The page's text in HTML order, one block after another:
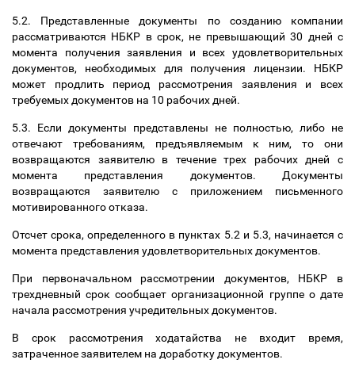
5.2. Представленные документы по созданию компании
рассматриваются НБКР в срок, не превышающий 30 дней с
момента получения заявления и всех удовлетворительных
документов, необходимых для получения лицензии. НБКР
может продлить период рассмотрения заявления и всех
требуемых документов на 10 рабочих дней.
5.3. Если документы представлены не полностью, либо не
отвечают требованиям, предъявляемым к ним, то они
возвращаются заявителю в течение трех рабочих дней с
момента представления документов. Документы
возвращаются заявителю с приложением письменного
мотивированного отказа.
Отсчет срока, определенного в пунктах 5.2 и 5.3, начинается с
момента представления удовлетворительных документов.
При первоначальном рассмотрении документов, НБКР в
трехдневный срок сообщает организационной группе о дате
начала рассмотрения учредительных документов.
В срок рассмотрения ходатайства не входит время,
затраченное заявителем на доработку документов.